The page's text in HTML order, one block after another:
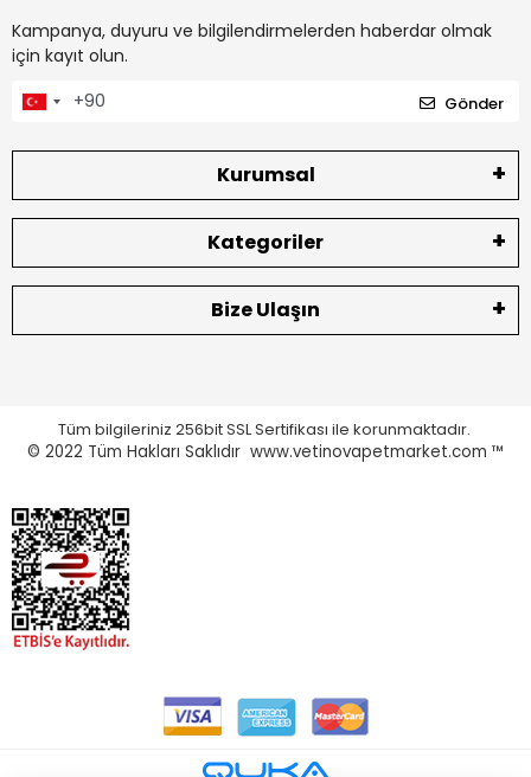
Kampanya, duyuru ve bilgilendirmelerden haberdar olmak
için kayıt olun.
Gönder
Kurumsal
Kategoriler
Bize Ulaşın
Tüm bilgileriniz 256bit SSL Sertifikası ile korunmaktadır.
© 2022 Tüm Hakları Saklıdır www.vetinovapetmarket.com ™